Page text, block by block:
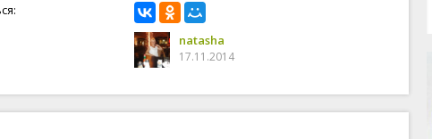
natasha
17.11.2014